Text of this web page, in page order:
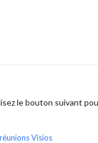
le bouton suivant
Visios